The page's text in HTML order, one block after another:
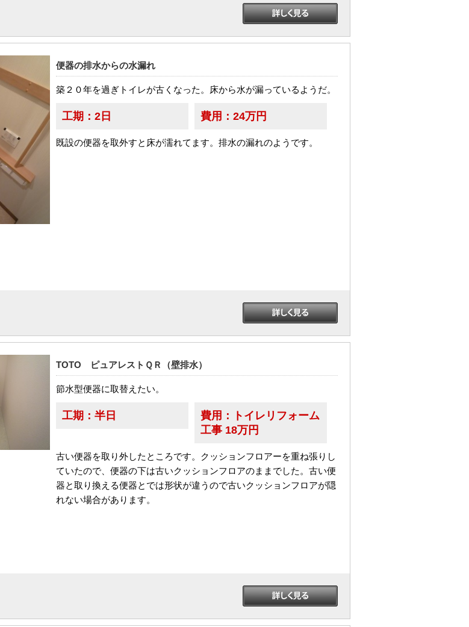
便器の排水からの水漏れ
築２０年を過ぎトイレが古くなった。床から水が漏っているようだ。
工期： 2日 費用： 24万円
既設の便器を取外すと床が濡れてます。排水の漏れのようです。
TOTO ピュアレストＱＲ（壁排水）
節水型便器に取替えたい。
工期： 半日 費用：
トイレリフォーム
工事 18万円
古い便器を取り外したところです。クッションフロアーを重ね張りし
ていたので、便器の下は古いクッションフロアのままでした。古い便
器と取り換える便器とでは形状が違うので古いクッションフロアが隠
れない場合があります。